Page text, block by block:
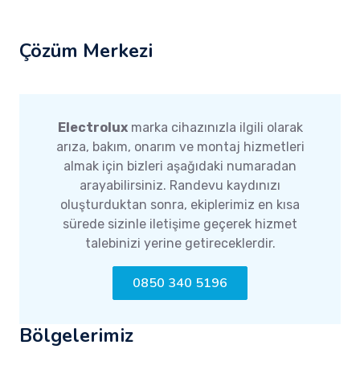
Çözüm Merkezi
Electroluxmarka cihazınızla ilgili olarak
arıza, bakım, onarım ve montaj hizmetleri
almak için bizleri aşağıdaki numaradan
arayabilirsiniz. Randevu kaydınızı
oluşturduktan sonra, ekiplerimiz en kısa
sürede sizinle iletişime geçerek hizmet
talebinizi yerine getireceklerdir.
0850 340 5196
Bölgelerimiz